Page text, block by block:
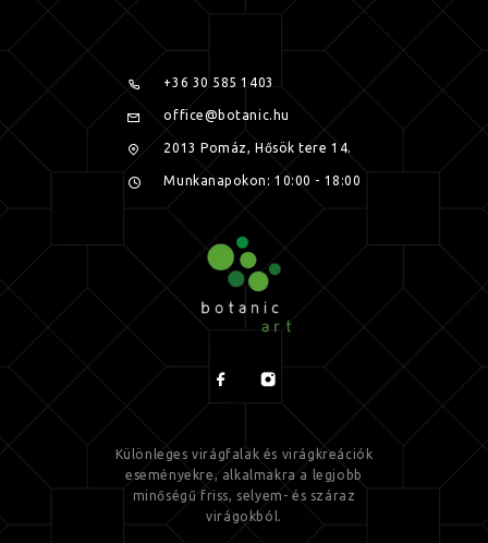
+36 30 585 1403
office@botanic.hu
2013 Pomáz, Hősök tere 14.
Munkanapokon: 10:00 - 18:00
Különleges virágfalak és virágkreációk
eseményekre, alkalmakra a legjobb
minőségű friss, selyem- és száraz
virágokból.